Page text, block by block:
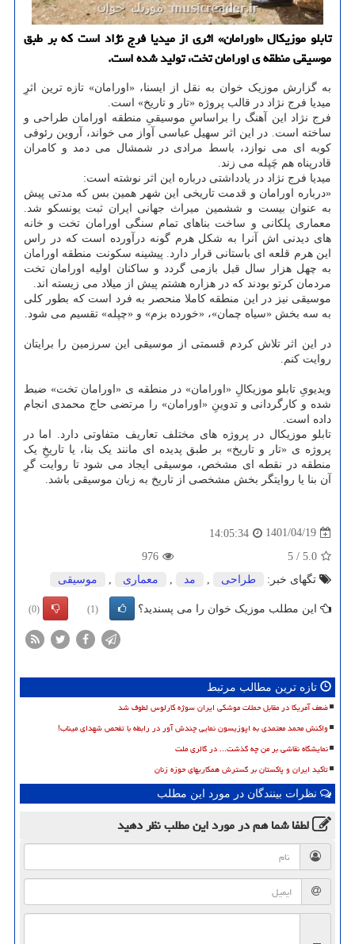
تابلو موزیکال «اورامان» اثری از میدیا فرج نژاد است که بر طبق
موسیقی منطقه ی اورامان تخت، تولید شده است.
به گزارش موزیک خوان به نقل از ایسنا، «اورامان» تازه ترین اثرِ
میدیا فرج نژاد در قالب پروژه «تار و تاریخ» است.
فرج نژاد این آهنگ را براساسِ موسیقیِ منطقه اورامان طراحی و
ساخته است. در این اثر سهیل عباسی آواز می خواند، آروین رئوفی
کوبه ای می نوازد، باسط مرادی در شمشال می دمد و کامران
قادرپناه هم چَپله می زند.
میدیا فرج نژاد در یادداشتی درباره این اثر نوشته است:
«درباره اورامان و قدمت تاریخی این شهر همین بس که مدتی پیش
به عنوان بیست و ششمین میراث جهانی ایران ثبت یونسکو شد.
معماری پلکانی و ساخت بناهای تمام سنگی اورامان تخت و خانه
های دیدنی اش آنرا به شکل هرم گونه درآورده است که در راس
این هرم قلعه ای باستانی قرار دارد. پیشینه سکونت منطقه اورامان
به چهل هزار سال قبل بازمی گردد و ساکنان اولیه اورامان تخت
مردمان کرتو بودند که در هزاره هشتم پیش از میلاد می زیسته اند.
موسیقی نیز در این منطقه کاملا منحصر به فرد است که بطور کلی
به سه بخش «سیاه چمان»، «خورده بزم» و «چپله» تقسیم می شود.
در این اثر تلاش کردم قسمتی از موسیقی این سرزمین را برایتان
روایت کنم.
ویدیویِ تابلو موزیکالِ «اورامان» در منطقه ی «اورامان تخت» ضبط
شده و کارگردانی و تدوینِ «اورامان» را مرتضی حاج محمدی انجام
داده است.
تابلو موزیکال در پروژه های مختلف تعاریف متفاوتی دارد. اما در
پروژه ی «تار و تاریخ» بر طبق پدیده ای مانند یک بنا، یا تاریخِ یک
منطقه در نقطه ای مشخص، موسیقی ایجاد می شود تا روایت گرِ
آن بنا یا روایتگر بخش مشخصی از تاریخ به زبان موسیقی باشد.
1401/04/19
14:05:34
5.0
/
5
976
تگهای خبر:
طراحی , مد , معماری , موسیقی
این مطلب موزیک خوان را می پسندید؟ (1)
(0)
تازه ترین مطالب مرتبط
ضعف آمریکا در مقابل حملات موشکی ایران سوژه کارلوس لطوف شد
واکنش محمد معتمدی به اپوزیسون نمایی چندش آور در رابطه با تفحص شهدای میناب!
نمایشگاه نقاشی بر من چه گذشت... در گالری ملت
تأکید ایران و پاکستان بر گسترش همکاریهای حوزه زنان
نظرات بینندگان در مورد این مطلب
لطفا شما همدر مورد این مطلبنظر دهید